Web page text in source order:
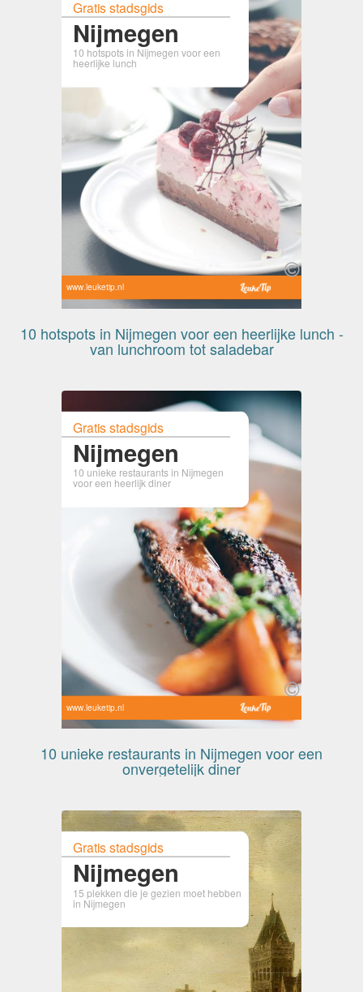
Gratis stadsgids
Nijmegen
10 hotspots in Nijmegen voor een
heerlijke lunch
www.leuketip.nl
10 hotspots in Nijmegen voor een heerlijke lunch -
van lunchroom tot saladebar
Gratis stadsgids
Nijmegen
10 unieke restaurants in Nijmegen
voor een heerlijk diner
www.leuketip.nl
10 unieke restaurants in Nijmegen voor een
onvergetelijk diner
Gratis stadsgids
Nijmegen
15 plekken die je gezien moet hebben
in Nijmegen